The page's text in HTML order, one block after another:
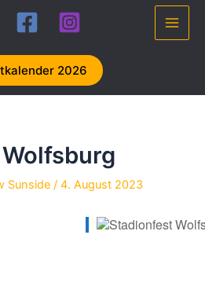
Main
2026
Sunside / 4. August 2023